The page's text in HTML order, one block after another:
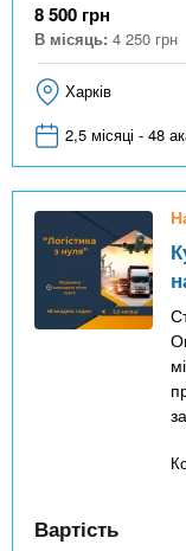
8 500 грн
В місяць: 4 250 грн
Харків
2,5 місяці - 48
Вартість